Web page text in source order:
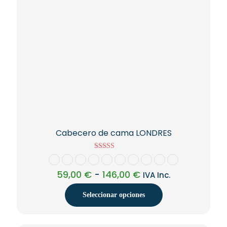
Cabecero de cama LONDRES
de 5
59,00 € - 146,00 €Rango
de
precios:
desde
IVA Inc.
Seleccionar opciones